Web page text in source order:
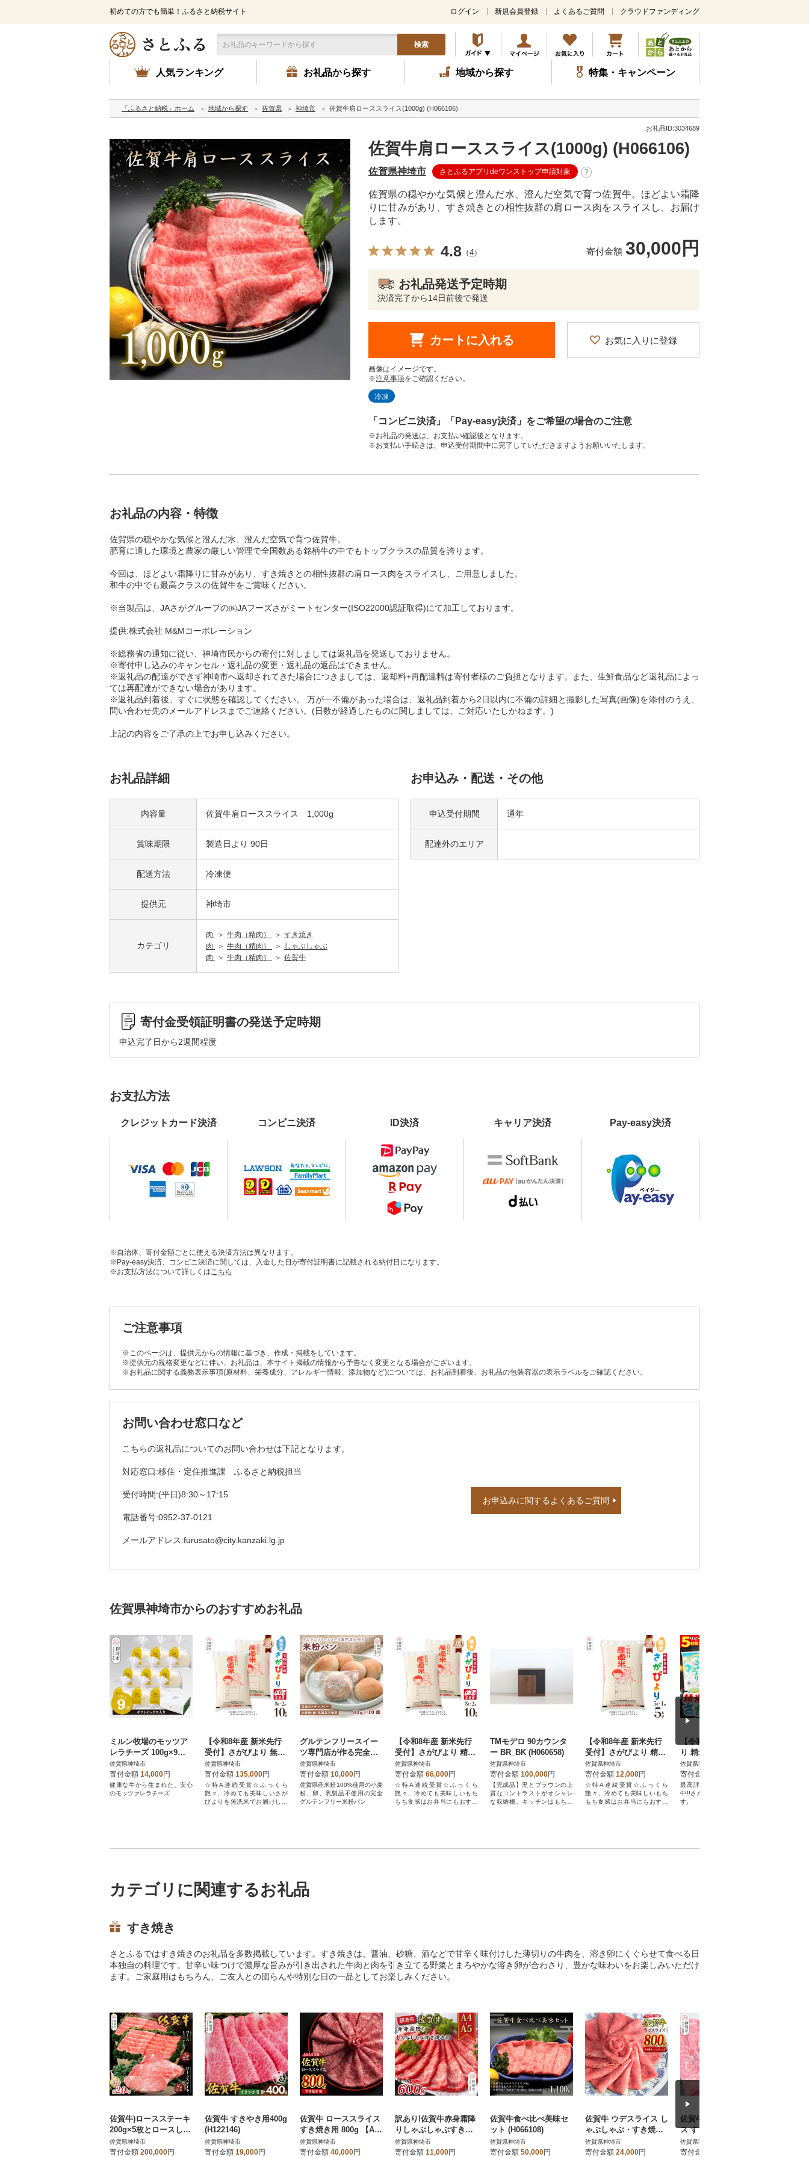
初めての方でも簡単！ふるさと納税サイト
メ
ン
コ
ン
テ
ツ
ッ
ログイン 新規会員登録 よくあるご質問 クラウドファンディング
検索
人気ランキング お礼品から探す 地域から探す 特集・キャンペーン
「ふるさと納税」ホーム 地域から探す 佐賀県 神埼市 佐賀牛肩ローススライス(1000g) (H066106)
お礼品ID:3034689
佐賀牛肩ローススライス(1000g) (H066106)
佐賀県神埼市 さとふるアプリdeワンストップ申請対象
佐賀県の穏やかな気候と澄んだ水、澄んだ空気で育つ佐賀牛。ほどよい霜降
りに甘みがあり、すき焼きとの相性抜群の肩ロース肉をスライスし、お届け
します。
4.8 （4） 寄付金額 30,000円
お礼品発送予定時期
決済完了から14日前後で発送
カートに入れる お気に入りに登録
画像はイメージです。
※注意事項をご確認ください。
冷凍
「コンビニ決済」「Pay-easy決済」をご希望の場合のご注意
※お礼品の発送は、お支払い確認後となります。
※お支払い手続きは、申込受付期間中に完了していただきますようお願いいたします。
お礼品の内容・特徴
佐賀県の穏やかな気候と澄んだ水、澄んだ空気で育つ佐賀牛。
肥育に適した環境と農家の厳しい管理で全国数ある銘柄牛の中でもトップクラスの品質を誇ります。
今回は、ほどよい霜降りに甘みがあり、すき焼きとの相性抜群の肩ロース肉をスライスし、ご用意しました。
和牛の中でも最高クラスの佐賀牛をご賞味ください。
※当製品は、JAさがグループの㈱JAフーズさがミートセンター(ISO22000認証取得)にて加工しております。
提供:株式会社 M&Mコーポレーション
※総務省の通知に従い、神埼市民からの寄付に対しましては返礼品を発送しておりません。
※寄付申し込みのキャンセル・返礼品の変更・返礼品の返品はできません。
※返礼品の配達ができず神埼市へ返却されてきた場合につきましては、返却料+再配達料は寄付者様のご負担となります。また、生鮮食品など返礼品によっ
ては再配達ができない場合があります。
※返礼品到着後、すぐに状態を確認してください。 万が一不備があった場合は、返礼品到着から2日以内に不備の詳細と撮影した写真(画像)を添付のうえ、
問い合わせ先のメールアドレスまでご連絡ください。(日数が経過したものに関しましては、ご対応いたしかねます。)
上記の内容をご了承の上でお申し込みください。
お礼品詳細
内容量 佐賀牛肩ローススライス 1,000g
賞味期限 製造日より 90日
配送方法 冷凍便
提供元 神埼市
カテゴリ
肉 牛肉（精肉）
すき焼き
肉
牛肉（精肉）
しゃぶしゃぶ
肉
牛肉（精肉） 佐賀牛
お申込み・配送・その他
申込受付期間 通年
配達外のエリア
寄付金受領証明書の発送予定時期
申込完了日から2週間程度
お支払方法
クレジットカード決済 コンビニ決済 ID決済 キャリア決済 Pay-easy決済
※自治体、寄付金額ごとに使える決済方法は異なります。
※Pay-easy決済、コンビニ決済に関しては、入金した日が寄付証明書に記載される納付日になります。
※お支払方法について詳しくはこちら
ご注意事項
※このページは、提供元からの情報に基づき、作成・掲載をしています。
※提供元の規格変更などに伴い、お礼品は、本サイト掲載の情報から予告なく変更となる場合がございます。
※お礼品に関する義務表示事項(原材料、栄養成分、アレルギー情報、添加物など)については、お礼品到着後、お礼品の包装容器の表示ラベルをご確認ください。
お問い合わせ窓口など
こちらの返礼品についてのお問い合わせは下記となります。
対応窓口:移住・定住推進課 ふるさと納税担当
受付時間:(平日)8:30～17:15
電話番号:0952-37-0121
メールアドレス:furusato@city.kanzaki.lg.jp
お申込みに関するよくあるご質問
佐賀県神埼市からのおすすめお礼品
ミルン牧場のモッツア
レラチーズ 100g×9個
(H102148)
佐賀県神埼市
寄付金額 14,000円
健康な牛から生まれた、安心
のモッツァレラチーズ
【令和8年産 新米先行
受付】さがびより 無洗
米 5kg×2【6ヶ月定期
便】農園(H061D86)
佐賀県神埼市
寄付金額 135,000円
☆特A連続受賞☆ふっくら
艶々、冷めても美味しいさが
びよりを無洗米でお届けしま
グルテンフリースイー
ツ専門店が作る完全グ
ルテンフリーの米粉パ
ン(H053287)
佐賀県神埼市
寄付金額 10,000円
佐賀県産米粉100%使用の小麦
粉、卵、乳製品不使用の完全
グルテンフリー米粉パン
【令和8年産 新米先行
受付】さがびより 精米
5kg×2【3ヶ月定期便】
農園(H061D79)
佐賀県神埼市
寄付金額 66,000円
☆特A連続受賞☆ふっくら
艶々、冷めても美味しいもち
もち食感はお弁当にもおすす
TMモデロ 90カウンタ
ー BR_BK (H060658)
佐賀県神埼市
寄付金額 100,000円
【完成品】黒とブラウンの上
質なコントラストがオシャレ
な収納棚。キッチンはもちろ
【令和8年産 新米先行
受付】さがびより 精米
5kg 農園(H061D29)
佐賀県神埼市
寄付金額 12,000円
☆特A連続受賞☆ふっくら
艶々、冷めても美味しいもち
もち食感はお弁当にもおすす
【令和7年産】さがびよ
り 精米 10kg(H015224)
佐賀県神埼市
寄付金額
最高評価「特A」を連続受賞
中!!さがびより10kg(5kg×2)で
す。
カテゴリに関連するお礼品
すき焼き
さとふるではすき焼きのお礼品を多数掲載しています。すき焼きは、醤油、砂糖、酒などで甘辛く味付けした薄切りの牛肉を、溶き卵にくぐらせて食べる日
本独自の料理です。甘辛い味つけで濃厚な旨みが引き出された牛肉と肉を引き立てる野菜とまろやかな溶き卵が合わさり、豊かな味わいをお楽しみいただけ
ます。ご家庭用はもちろん、ご友人との団らんや特別な日の一品としてお楽しみください。
佐賀牛)ロースステーキ
200g×5枚とロースしゃ
ぶ・すき焼用500g×2セ
ット (H040101)
佐賀県神埼市
寄付金額 200,000円
佐賀牛 すきやき用400g
(H122146)
佐賀県神埼市
寄付金額 19,000円
佐賀牛 ローススライス
すき焼き用 800g 【A4
~A5ランク 国産黒毛和
牛】(H085115)
佐賀県神埼市
寄付金額 40,000円
訳あり!佐賀牛赤身霜降
りしゃぶしゃぶすき焼
き用(肩・モモ)600g(H1
12137)
佐賀県神埼市
寄付金額 11,000円
佐賀牛食べ比べ美味セ
ット (H066108)
佐賀県神埼市
寄付金額 50,000円
佐賀牛 ウデスライス し
ゃぶしゃぶ・すき焼き
用 800g 【A4~A5ラン
ク】(H085111)
佐賀県神埼市
寄付金額 24,000円
佐賀牛 肩ローススライ
ス すき焼き用 900g(45
0g×2)(H085215)
佐賀県神埼市
寄付金額